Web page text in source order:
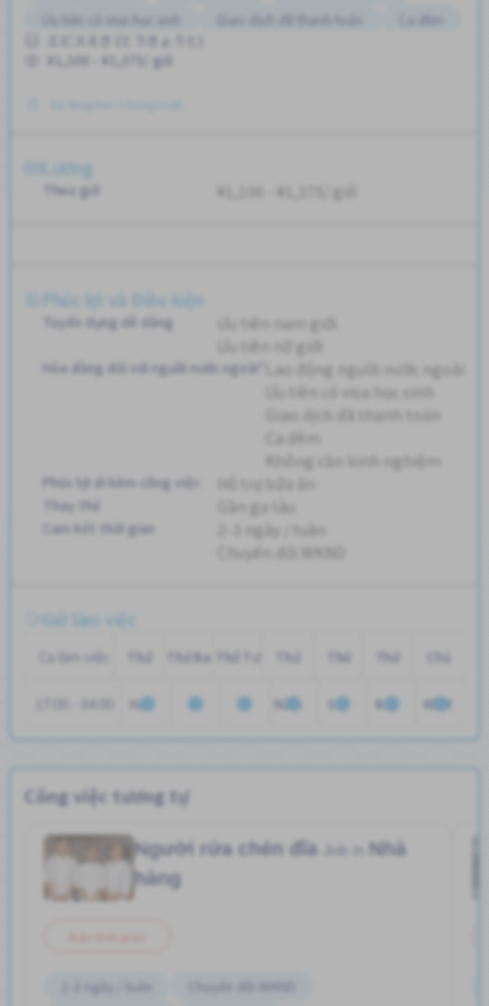
Giao dịch đã thanh toán
Ưu tiên nữ giới
Không cần kinh nghiệm
エビスえき (とうきょうと)
¥1,100 - ¥1,375/ giờ
Lương
Theo giờ ¥1,100 - ¥1,375/ giờ
Phúc lợi và Điều kiện
Tuyển dụng dễ dàng
Ưu tiên nam giới
Ưu tiên nữ giới
Hòa đồng đối với người nước ngoài"
Lao động người nước ngoài
Ưu tiên có visa học sinh
Giao dịch đã thanh toán
Ca đêm
Không cần kinh nghiệm
Phúc lợi đi kèm công việc Hỗ trợ bữa ăn
Thay thế Gần ga tàu
Cam kết thời gian
2-3 ngày / tuần
Giờ làm việc
Ca làm việc Thứ
Hai
Thứ Ba Thứ Tư Thứ
Năm
Thứ
Sáu
Thứ
Bảy
Chủ
Nhật
17:00 - 04:00
Công việc tương tự
Người rửa chén đĩa
Nhà
hàng
2-3 ngày / tuần
Chuyển đổi WKND